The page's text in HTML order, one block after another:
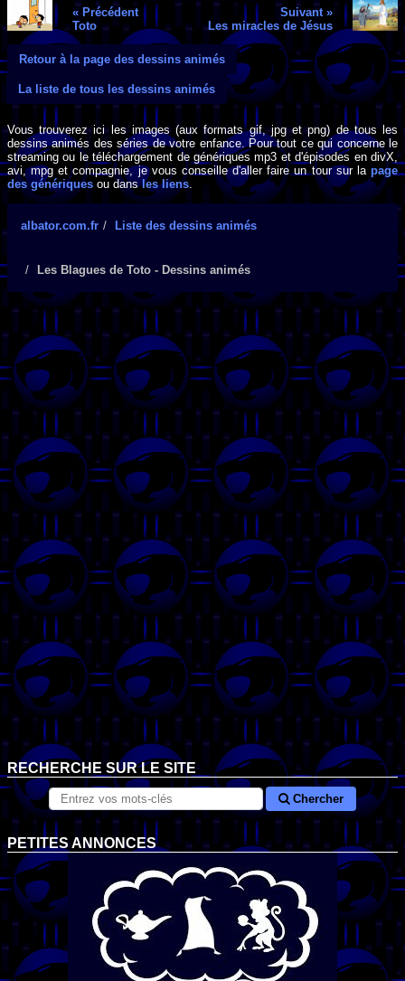
« Précédent
Toto
Suivant »
Les miracles de Jésus
Retour à la page des dessins animés
La liste de tous les dessins animés
Vous trouverez ici les images (aux formats gif, jpg et png) de tous les
dessins animés des séries de votre enfance. Pour tout ce qui concerne le
streaming ou le téléchargement de génériques mp3 et d'épisodes en divX,
avi, mpg et compagnie, je vous conseille d'aller faire un tour sur la page
des génériques ou dansles liens.
albator.com.fr Liste des dessins animés
Les Blagues de Toto - Dessins animés
RECHERCHE SUR LE SITE
Chercher
PETITES ANNONCES